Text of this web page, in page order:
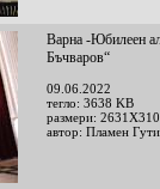
Варна -Юбилеен
Бъчваров“
09.06.2022
тегло: 3638 KB
размери:
автор: Пламен